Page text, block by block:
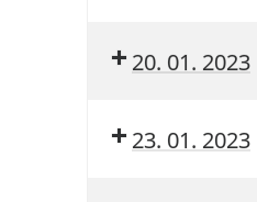
20. 01. 2023
23. 01. 2023